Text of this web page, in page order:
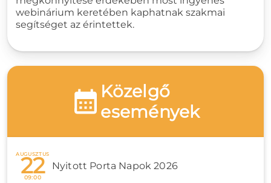
webinárium keretében kaphatnak szakmai
segítséget az érintettek.
Közelgő
események
AUGUSZTUS
22
09:00
Nyitott Porta Napok 2026